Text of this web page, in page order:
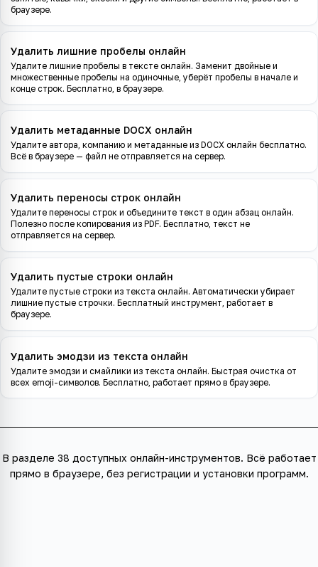
браузере.
Удалить лишние пробелы онлайн
Удалите лишние пробелы в тексте онлайн. Заменит двойные и
множественные пробелы на одиночные, уберёт пробелы в начале и
конце строк. Бесплатно, в браузере.
Удалить метаданные DOCX онлайн
Удалите автора, компанию и метаданные из DOCX онлайн бесплатно.
Всё в браузере — файл не отправляется на сервер.
Удалить переносы строк онлайн
Удалите переносы строк и объедините текст в один абзац онлайн.
Полезно после копирования из PDF. Бесплатно, текст не
отправляется на сервер.
Удалить пустые строки онлайн
Удалите пустые строки из текста онлайн. Автоматически убирает
лишние пустые строчки. Бесплатный инструмент, работает в
браузере.
Удалить эмодзи из текста онлайн
Удалите эмодзи и смайлики из текста онлайн. Быстрая очистка от
всех emoji-символов. Бесплатно, работает прямо в браузере.
В разделе 38 доступных онлайн-инструментов. Всё работает
прямо в браузере, без регистрации и установки программ.